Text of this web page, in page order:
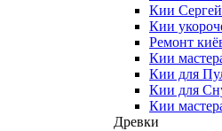
Кии
Кии
Ремонт
Кии
Кии для
Кии для
Кии
Древки